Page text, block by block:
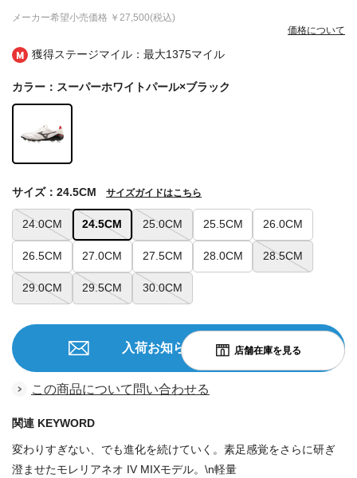
獲得ステージマイル：最大1375マイル
メーカー希望小売価格 ￥27,500(税込)
価格について
カラー：スーパーホワイトパール×ブラック
24.0CM 24.5CM 25.0CM 25.5CM 26.0CM
26.5CM 27.0CM 27.5CM 28.0CM 28.5CM
29.0CM 29.5CM 30.0CM
サイズ：24.5CM サイズガイドはこちら
入荷お知らせを申込む
この商品について問い合わせる
関連 KEYWORD
変わりすぎない、でも進化を続けていく。素足感覚をさらに研ぎ
澄ませたモレリアネオ IV MIXモデル。\n軽量